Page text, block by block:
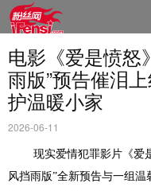
电影《爱是愤怒
雨版”预告催泪
护温暖小家
2026-06-11
现实爱情犯罪影片《爱
风挡雨版”全新预告与一组